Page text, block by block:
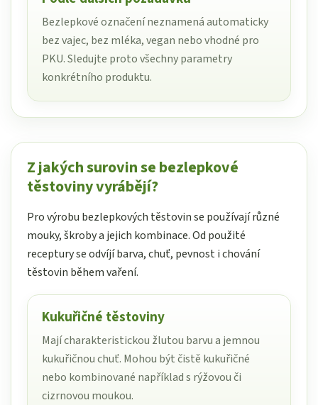
Bezlepkové označení neznamená automaticky
bez vajec, bez mléka, vegan nebo vhodné pro
PKU. Sledujte proto všechny parametry
konkrétního produktu.
Z jakých surovin se bezlepkové
těstoviny vyrábějí?
Pro výrobu bezlepkových těstovin se používají různé
mouky, škroby a jejich kombinace. Od použité
receptury se odvíjí barva, chuť, pevnost i chování
těstovin během vaření.
Kukuřičné těstoviny
Mají charakteristickou žlutou barvu a jemnou
kukuřičnou chuť. Mohou být čistě kukuřičné
nebo kombinované například s rýžovou či
cizrnovou moukou.